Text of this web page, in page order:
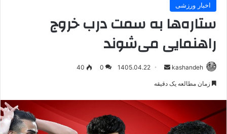
اخبار ورزشی
ستاره‌ها به سمت درب خروج
راهنمایی می‌شوند
kashandeh
ارسال1405.04.22
0
40
زمان مطالعه یک دقیقه